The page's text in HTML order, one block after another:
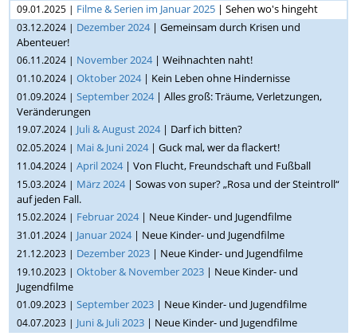
09.01.2025 | Filme & Serien im Januar 2025 | Sehen wo's hingeht
03.12.2024 | Dezember 2024| Gemeinsam durch Krisen und
Abenteuer!
06.11.2024 | November 2024| Weihnachten naht!
01.10.2024 |Oktober 2024| Kein Leben ohne Hindernisse
01.09.2024 |September 2024| Alles groß: Träume, Verletzungen,
Veränderungen
19.07.2024 | Juli & August 2024| Darf ich bitten?
02.05.2024 | Mai & Juni 2024| Guck mal, wer da flackert!
11.04.2024 |April 2024| Von Flucht, Freundschaft und Fußball
15.03.2024 | März 2024| Sowas von super? „Rosa und der Steintroll“
auf jeden Fall.
15.02.2024 | Februar 2024| Neue Kinder- und Jugendfilme
31.01.2024 | Januar 2024| Neue Kinder- und Jugendfilme
21.12.2023 | Dezember 2023 | Neue Kinder- und Jugendfilme
19.10.2023 |Oktober & November 2023 | Neue Kinder- und
Jugendfilme
01.09.2023 |September 2023 | Neue Kinder- und Jugendfilme
04.07.2023 | Juni & Juli 2023 | Neue Kinder- und Jugendfilme